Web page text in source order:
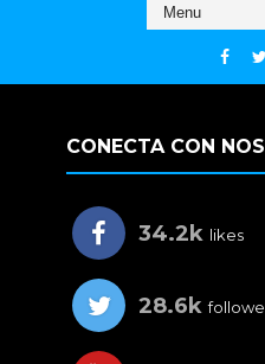
CONECTA CON
34.2k likes
28.6k